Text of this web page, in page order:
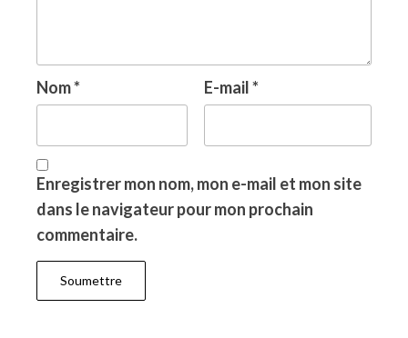
Nom* E-mail*
Enregistrer mon nom, mon e-mail et mon site
dans le navigateur pour mon prochain
commentaire.